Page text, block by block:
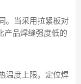
。当采用拉紧板对
产品焊缝强度低的
温度上限。定位焊